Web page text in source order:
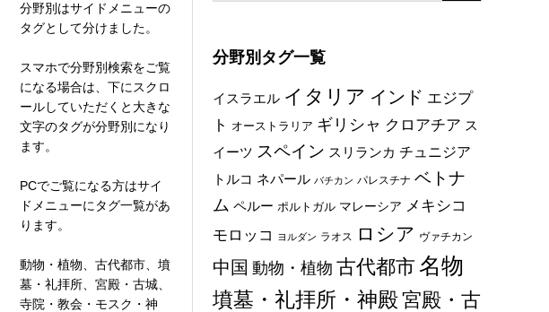
分野別はサイドメニューの
タグとして分けました。
スマホで分野別検索をご覧
になる場合は、下にスクロ
ールしていただくと大きな
文字のタグが分野別になり
ます。
PCでご覧になる方はサイ
ドメニューにタグ一覧があ
ります。
動物・植物、古代都市、墳
墓・礼拝所、宮殿・古城、
寺院・教会・モスク・神
分野別タグ一覧
イスラエル イタリア インド エジプ
ト オーストラリア ギリシャ クロアチア ス
イーツ スペイン スリランカ チュニジア
トルコ ネパール バチカン パレスチナ ベトナ
ム ペルー ポルトガル マレーシア メキシコ
モロッコ
ヨルダン ラオス ロシア ヴァチカン
中国 動物・植物 古代都市 名物
墳墓・礼拝所・神殿宮殿・古